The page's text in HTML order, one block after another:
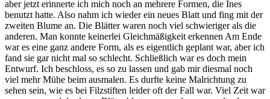
aber jetzt erinnerte ich mich noch an mehrere Formen, die Ines
benutzt hatte. Also nahm ich wieder ein neues Blatt und fing mit der
zweiten Blume an. Die Blätter waren noch viel schwieriger als die
anderen. Man konnte keinerlei Gleichmäßigkeit erkennen Am Ende
war es eine ganz andere Form, als es eigentlich geplant war, aber ich
fand sie gar nicht mal so schlecht. Schließlich war es doch mein
Entwurf. Ich beschloss, es so zu lassen und gab mir diesmal noch
viel mehr Mühe beim ausmalen. Es durfte keine Malrichtung zu
sehen sein, wie es bei Filzstiften leider oft der Fall war. Viel Zeit war